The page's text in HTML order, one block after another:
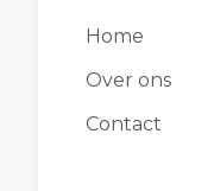
Home
Over ons
Contact